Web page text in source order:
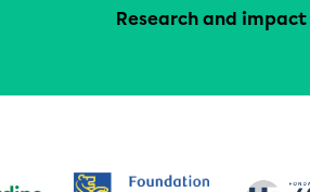
Research and impact